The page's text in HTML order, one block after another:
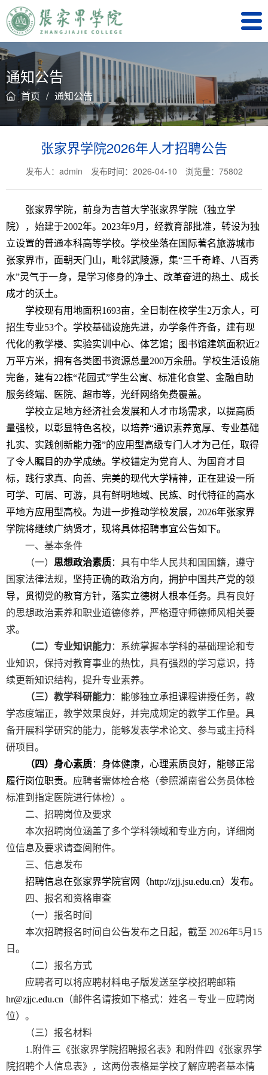
通知公告
首页 / 通知公告
张家界学院2026年人才招聘公告
发布人：admin 发布时间：2026-04-10 浏览量： 75802
张家界学院，前身为吉首大学张家界学院（独立学
院），始建于2002年。2023年9月，经教育部批准，转设为独
立设置的普通本科高等学校。学校坐落在国际著名旅游城市
张家界市，面朝天门山，毗邻武陵源，集“三千奇峰、八百秀
水”灵气于一身，是学习修身的净土、改革奋进的热土、成长
成才的沃土。
学校现有用地面积1693亩，全日制在校学生2万余人，可
招生专业53个。学校基础设施先进，办学条件齐备，建有现
代化的教学楼、实验实训中心、体艺馆；图书馆建筑面积近2
万平方米，拥有各类图书资源总量200万余册。学校生活设施
完备，建有22栋“花园式”学生公寓、标准化食堂、金融自助
服务终端、医院、超市等，光纤网络免费覆盖。
学校立足地方经济社会发展和人才市场需求，以提高质
量强校，以彰显特色名校，以培养“通识素养宽厚、专业基础
扎实、实践创新能力强”的应用型高级专门人才为己任，取得
了令人瞩目的办学成绩。学校锚定为党育人、为国育才目
标，践行求真、向善、完美的现代大学精神，正在建设一所
可学、可居、可游，具有鲜明地域、
民族、时代特征的高水
平地方应用型高校。为进一步推动学校发展，2026年张家界
学院将继续广纳贤才，现将具体招聘事宜公告如下。
一、基本条件
（一） 思想政治素质： 具有中华人民共和国国籍，遵守
国家法律法规， 坚持正确的政治方向，拥护中国共产党的领
导，贯彻党的教育方针，落实立德树人根本任务。 具有良好
的思想政治素养和职业道德修养，严格遵守师德师风相关要
求。
（二）专业知识能力：系统掌握本学科的基础理论和专
业知识， 保持对教育事业的热忱，具有强烈的学习意识，持
续更新知识结构，提升专业素养。
（三）教学科研能力：能够独立承担课程讲授任务，教
学态度端正，教学效果良好，并完成规定的教学工作量。具
备开展科学研究的能力，能够发表学术论文、参与或主持科
研项目。
（四）身心素质：身体健康，心理素质良好，能够正常
履行岗位职责。 应聘者需体检合格（参照湖南省公务员体检
标准到指定医院进行体检）。
二、招聘岗位及要求
本次招聘岗位涵盖了多个学科领域和专业方向，详细岗
位信息及要求请查阅附件。
三、信息发布
招聘信息在张家界学院官网（http://zjj.jsu.edu.cn）发布。
四、报名和资格审查
（一）报名时间
本次招聘报名时间自公告发布之日起，截至 2026年5月15
日。
（二）报名方式
应聘者可以将应聘材料电子版发送至学校招聘邮箱
hr@zjjc.edu.cn （邮件名请按如下格式：姓名－专业－应聘岗
位）。
（三）报名材料
1.附件三《张家界学院招聘报名表》和附件四《张家界学
院招聘个人信息表》，这两份表格是学校了解应聘者基本情